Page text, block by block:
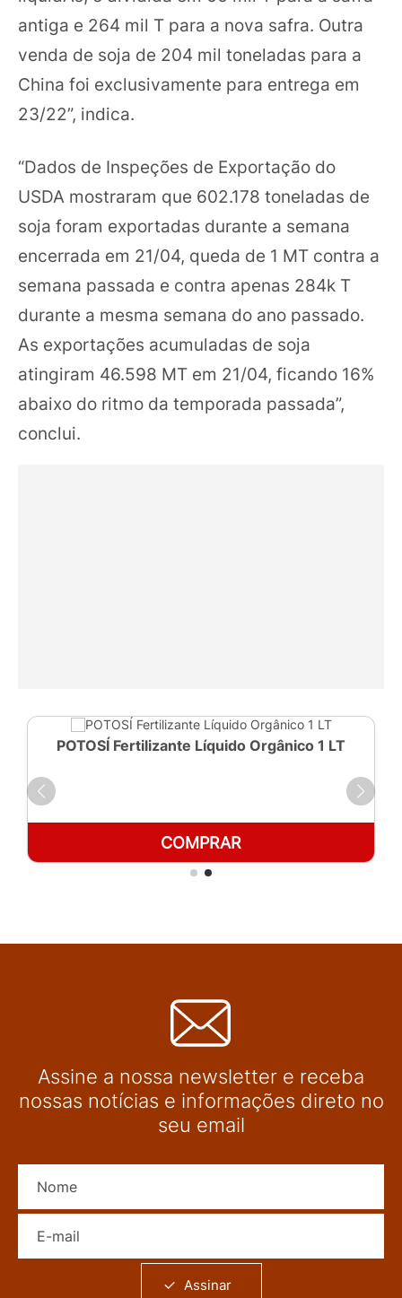
antiga e 264 mil T para a nova safra. Outra
venda de soja de 204 mil toneladas para a
China foi exclusivamente para entrega em
23/22”, indica.
“Dados de Inspeções de Exportação do
USDA mostraram que 602.178 toneladas de
soja foram exportadas durante a semana
encerrada em 21/04, queda de 1 MT contra a
semana passada e contra apenas 284k T
durante a mesma semana do ano passado.
As exportações acumuladas de soja
atingiram 46.598 MT em 21/04, ficando 16%
abaixo do ritmo da temporada passada”,
conclui.
POTOSÍ Fertilizante Líquido Orgânico 1 LT
COMPRAR
Assine a nossa newsletter e receba
nossas notícias e informações direto no
seu email
Assinar